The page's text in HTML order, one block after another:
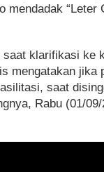
“Leter
klarifikasi ke
mengatakan jika
saat
Rabu (01/